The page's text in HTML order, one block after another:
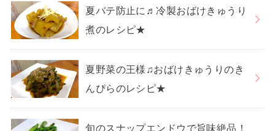
夏バテ防止に♬冷製おばけきゅうり
煮のレシピ★
夏野菜の王様♫おばけきゅうりのき
んぴらのレシピ★
旬のスナップエンドウで旨味絶品！